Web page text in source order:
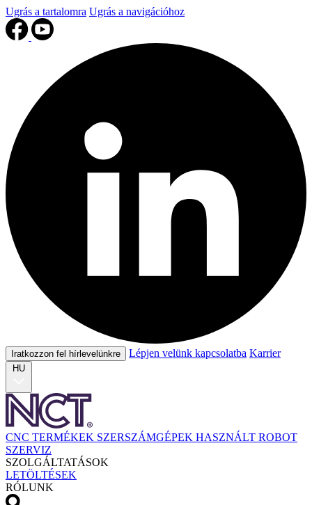
Ugrás a tartalomra Ugrás a navigációhoz
Iratkozzon fel hírlevelünkre Lépjen velünk kapcsolatba Karrier
HU
CNC TERMÉKEK SZERSZÁMGÉPEK HASZNÁLT ROBOT
SZERVIZ
SZOLGÁLTATÁSOK
LETÖLTÉSEK
RÓLUNK